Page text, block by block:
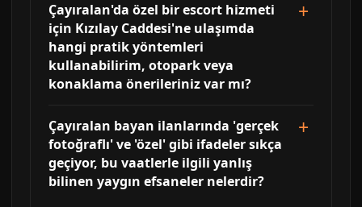
Çayıralan'da özel bir escort hizmeti
için Kızılay Caddesi'ne ulaşımda
hangi pratik yöntemleri
kullanabilirim, otopark veya
konaklama önerileriniz var mı?
Çayıralan bayan ilanlarında 'gerçek
fotoğraflı' ve 'özel' gibi ifadeler sıkça
geçiyor, bu vaatlerle ilgili yanlış
bilinen yaygın efsaneler nelerdir?